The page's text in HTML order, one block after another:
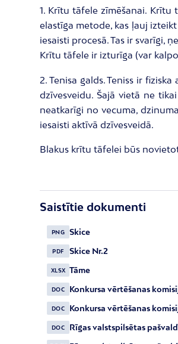
1. Krītu tāfele zīmēšanai.
elastīga metode, kas ļauj
iesaisti procesā. Tas ir svarīgi,
Krītu tāfele ir izturīga (var
2. Tenisa galds. Teniss ir
dzīvesveidu. Šajā vietā ne
neatkarīgi no vecuma,
iesaisti aktīvā dzīvesveidā.
Blakus krītu tāfelei būs
Saistītie dokumenti
PNG Skice
PDF Skice Nr.2
XLSX Tāme
DOC Konkursa vērtēšanas
DOC Konkursa vērtēšanas
DOC Rīgas valstspilsētas